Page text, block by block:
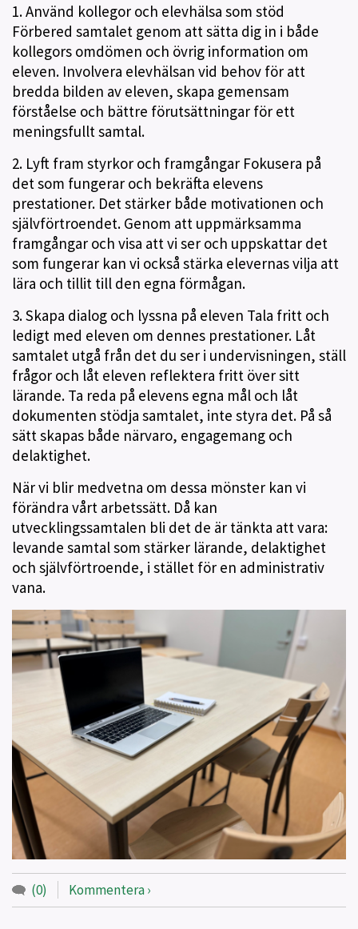
1. Använd kollegor och elevhälsa som stöd
Förbered samtalet genom att sätta dig in i både
kollegors omdömen och övrig information om
eleven. Involvera elevhälsan vid behov för att
bredda bilden av eleven, skapa gemensam
förståelse och bättre förutsättningar för ett
meningsfullt samtal.
2. Lyft fram styrkor och framgångar Fokusera på
det som fungerar och bekräfta elevens
prestationer. Det stärker både motivationen och
självförtroendet. Genom att uppmärksamma
framgångar och visa att vi ser och uppskattar det
som fungerar kan vi också stärka elevernas vilja att
lära och tillit till den egna förmågan.
3. Skapa dialog och lyssna på eleven Tala fritt och
ledigt med eleven om dennes prestationer. Låt
samtalet utgå från det du ser i undervisningen, ställ
frågor och låt eleven reflektera fritt över sitt
lärande. Ta reda på elevens egna mål och låt
dokumenten stödja samtalet, inte styra det. På så
sätt skapas både närvaro, engagemang och
delaktighet.
När vi blir medvetna om dessa mönster kan vi
förändra vårt arbetssätt. Då kan
utvecklingssamtalen bli det de är tänkta att vara:
levande samtal som stärker lärande, delaktighet
och självförtroende, i stället för en administrativ
vana.
(0) Kommentera